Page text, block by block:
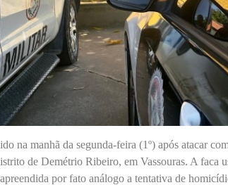
na manhã da segunda-feira (1º) após atacar
de Demétrio Ribeiro, em Vassouras. A faca
por fato análogo a tentativa de